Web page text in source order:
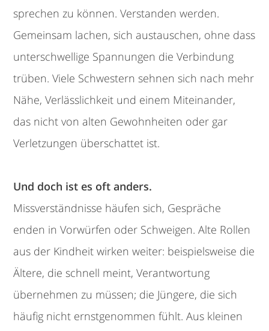
sprechen zu können. Verstanden werden.
Gemeinsam lachen, sich austauschen, ohne dass
unterschwellige Spannungen die Verbindung
trüben. Viele Schwestern sehnen sich nach mehr
Nähe, Verlässlichkeit und einem Miteinander,
das nicht von alten Gewohnheiten oder gar
Verletzungen überschattet ist.
Und doch ist es oft anders.
Missverständnisse häufen sich, Gespräche
enden in Vorwürfen oder Schweigen. Alte Rollen
aus der Kindheit wirken weiter: beispielsweise die
Ältere, die schnell meint, Verantwortung
übernehmen zu müssen; die Jüngere, die sich
häufig nicht ernstgenommen fühlt. Aus kleinen